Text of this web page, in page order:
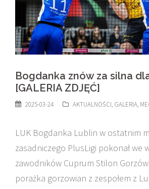
Bogdanka znów za silna
[GALERIA ZDJĘĆ]
2025-03-24 AKTUALNOŚCI, GALERIA,
LUK Bogdanka Lublin w ostatnim
zasadniczego PlusLigi pokonał we
zawodników Cuprum Stilon
porażka gorzowian z zespołem z